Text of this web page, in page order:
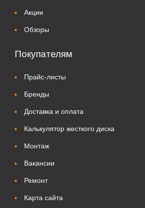
Акции
Обзоры
Покупателям
Прайс-листы
Бренды
Доставка и оплата
Калькулятор жесткого диска
Монтаж
Вакансии
Ремонт
Карта сайта